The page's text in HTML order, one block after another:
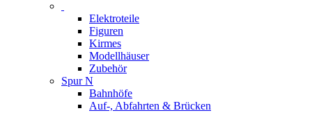
Elektroteile
Figuren
Kirmes
Modellhäuser
Zubehör
Spur N
Bahnhöfe
Auf-, Abfahrten & Brücken